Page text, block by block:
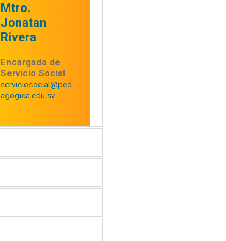
Mtro.
Jonatan
Rivera
Encargado de
Servicio Social
serviciosocial@ped
agogica.edu.sv